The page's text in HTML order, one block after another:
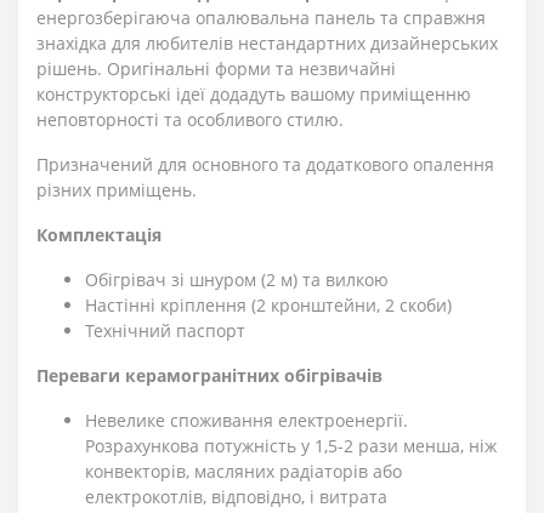
енергозберігаюча опалювальна панель та справжня
знахідка для любителів нестандартних дизайнерських
рішень. Оригінальні форми та незвичайні
конструкторські ідеї додадуть вашому приміщенню
неповторності та особливого стилю.
Призначений для основного та додаткового опалення
різних приміщень.
Комплектація
Обігрівач зі шнуром (2 м) та вилкою
Настінні кріплення (2 кронштейни, 2 скоби)
Технічний паспорт
Переваги керамогранітних обігрівачів
Невелике споживання електроенергії.
Розрахункова потужність у 1,5-2 рази менша, ніж
конвекторів, масляних радіаторів або
електрокотлів, відповідно, і витрата